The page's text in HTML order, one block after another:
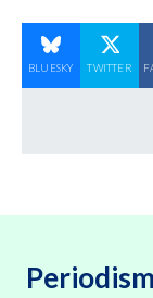
BLUESKY TWITTER